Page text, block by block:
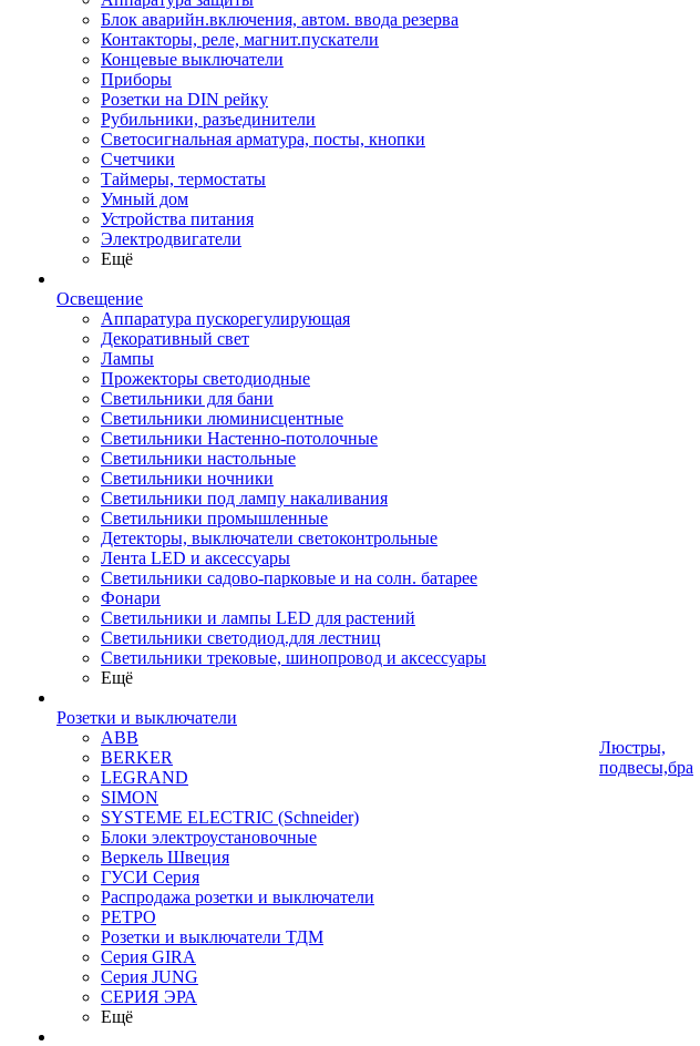
Блок аварийн.включения, автом. ввода резерва
Контакторы, реле, магнит.пускатели
Концевые выключатели
Приборы
Розетки на DIN рейку
Рубильники, разъединители
Светосигнальная арматура, посты, кнопки
Счетчики
Таймеры, термостаты
Умный дом
Устройства питания
Электродвигатели
Ещё
Освещение
Аппаратура пускорегулирующая
Декоративный свет
Лампы
Прожекторы светодиодные
Светильники для бани
Светильники люминисцентные
Светильники Настенно-потолочные
Светильники настольные
Светильники ночники
Светильники под лампу накаливания
Светильники промышленные
Детекторы, выключатели светоконтрольные
Лента LED и аксессуары
Светильники садово-парковые и на солн. батарее
Фонари
Светильники и лампы LED для растений
Светильники светодиод.для лестниц
Светильники трековые, шинопровод и аксессуары
Ещё
Розетки и выключатели
ABB
BERKER
LEGRAND
SIMON
SYSTEME ELECTRIC (Schneider)
Блоки электроустановочные
Веркель Швеция
ГУСИ Серия
Распродажа розетки и выключатели
РЕТРО
Розетки и выключатели ТДМ
Серия GIRA
Серия JUNG
СЕРИЯ ЭРА
Ещё
Люстры,
подвесы,бра